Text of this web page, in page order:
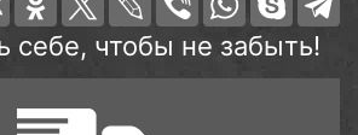
себе, чтобы не забыть!